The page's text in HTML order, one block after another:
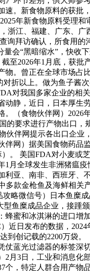
。新食物原料的获批
年新食物原料受理
浙江、福建、广东、
拜访确认，所食用
会“黑暗缩水”，快收
至2026年1月底，获
。曾正在全球市场占
以上。做为鱼子酱
对我国多家企业的
静，近日，日本厚生
（食物伙伴网）2026
要求进行产物出口
伴网提示各出口企
网）据美国食物药品
。 美国FDA对小麦
全球发生非洲猪瘟
亚、南非、西班牙、
款金枪鱼及海鲜相关
略微信号）日本鱼糜
鱼糜成品企业，接
蜜和冰淇淋的进口增
日发布的数据，
到创记载的2200万袋
仗蓝光过滤器的标签
月3日，工业和消息化
，特定人群合用产